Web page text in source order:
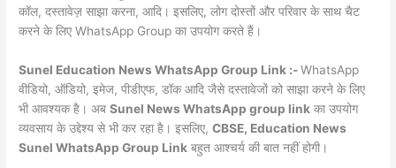
कॉल, दस्तावेज़ साझा करना, आदि। इसलिए, लोग दोस्तों और परिवार के साथ चैट
करने के लिए WhatsApp Group का उपयोग करते हैं।
Sunel Education News WhatsApp Group Link :-WhatsApp
वीडियो, ऑडियो, इमेज, पीडीएफ, डॉक आदि जैसे दस्तावेजों को साझा करने के लिए
भी आवश्यक है। अबSunel NewsWhatsApp group link का उपयोग
व्यवसाय के उद्देश्य से भी कर रहा है। इसलिए,CBSE, Education News
Sunel WhatsApp Group Link बहुत आश्चर्य की बात नहीं होगी।